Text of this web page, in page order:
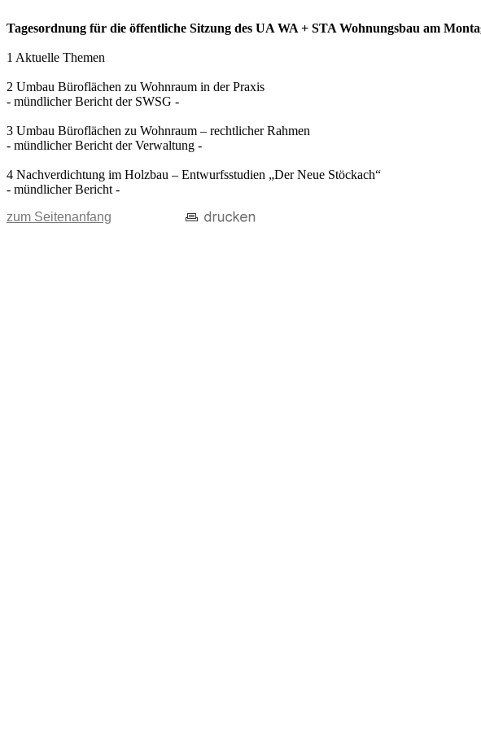
Tagesordnung für die öffentliche Sitzung des UA WA + STA Wohnungsbau am
1 Aktuelle Themen
2 Umbau Büroflächen zu Wohnraum in der Praxis
- mündlicher Bericht der SWSG -
3 Umbau Büroflächen zu Wohnraum – rechtlicher Rahmen
- mündlicher Bericht der Verwaltung -
4 Nachverdichtung im Holzbau – Entwurfsstudien „Der Neue Stöckach“
- mündlicher Bericht -
zum Seitenanfang